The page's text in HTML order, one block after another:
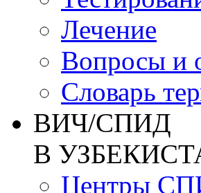
Лечение
Вопросы и
Словарь
ВИЧ/СПИД
В
Центры